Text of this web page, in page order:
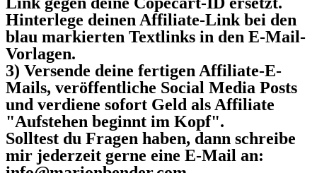
Hinterlege deinen Affiliate-Link bei den
blau markierten Textlinks in den E-Mail-
Vorlagen.
3) Versende deine fertigen Affiliate-E-
Mails, veröffentliche Social Media Posts
und verdiene sofort Geld als Affiliate
"Aufstehen beginnt im Kopf".
Solltest du Fragen haben, dann schreibe
mir jederzeit gerne eine E-Mail an: